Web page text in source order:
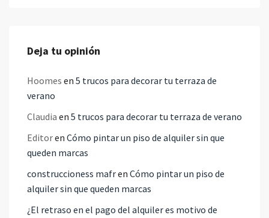
Deja tu opinión
Hoomes en 5 trucos para decorar tu terraza de
verano
Claudia en 5 trucos para decorar tu terraza de verano
Editoren Cómo pintar un piso de alquiler sin que
queden marcas
construccioness mafren Cómo pintar un piso de
alquiler sin que queden marcas
¿El retraso en el pago del alquiler es motivo de